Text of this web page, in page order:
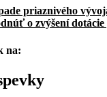
priaznivého
o zvýšení
na: